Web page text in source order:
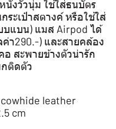
นังวัวนุ่ม ใช้ใส่ธนบัตร
ะเป๋าสตางค์ หรือใช้ใส่
แบน) แมส Airpod ได้
า290.-) และสายคล้อง
สะพายข้างตัวน่ารัก
กติดตัว
leather
cm